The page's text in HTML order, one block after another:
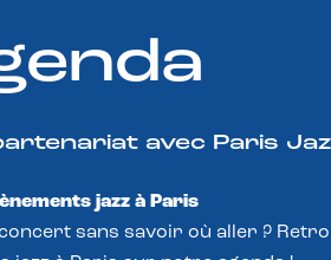
avec Paris
jazz à Paris
concert sans savoir où aller ?